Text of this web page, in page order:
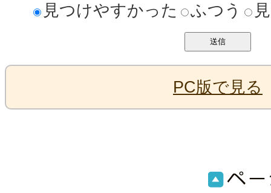
見つけやすかった
ふつう
PC版で見る